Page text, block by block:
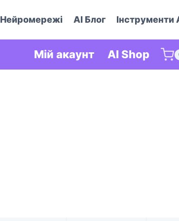
Нейромережі AI Блог Інструменти
Мій акаунт AI Shop